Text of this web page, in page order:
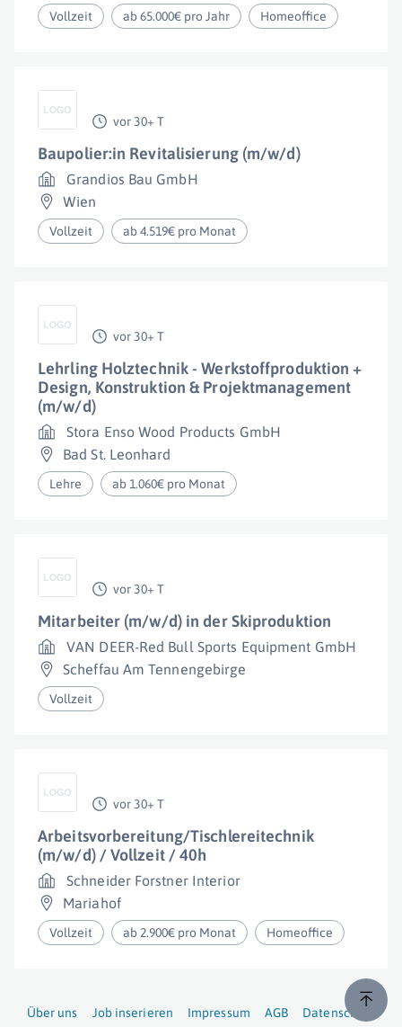
Vollzeit ab 65.000€ pro Jahr Homeoffice
vor 30+ T
Baupolier:in Revitalisierung (m/w/d)
Grandios Bau GmbH
Wien
Vollzeit ab 4.519€ pro Monat
vor 30+ T
Lehrling Holztechnik - Werkstoffproduktion +
Design, Konstruktion & Projektmanagement
(m/w/d)
Stora Enso Wood Products GmbH
Bad St. Leonhard
Lehre ab 1.060€ pro Monat
vor 30+ T
Mitarbeiter (m/w/d) in der Skiproduktion
VAN DEER-Red Bull Sports Equipment GmbH
Scheffau Am Tennengebirge
Vollzeit
vor 30+ T
Arbeitsvorbereitung/Tischlereitechnik
(m/w/d) / Vollzeit / 40h
Schneider Forstner Interior
Mariahof
Vollzeit ab 2.900€ pro Monat Homeoffice
Über uns Job inserieren Impressum AGB Datenschutz